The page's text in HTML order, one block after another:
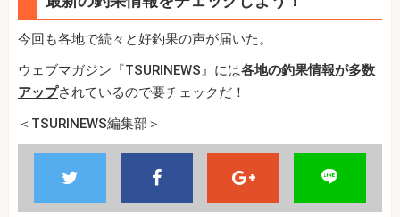
今回も各地で続々と好釣果の声が届いた。
ウェブマガジン『TSURINEWS』には各地の釣果情報が多数
アップされているので要チェックだ！
＜TSURINEWS編集部＞